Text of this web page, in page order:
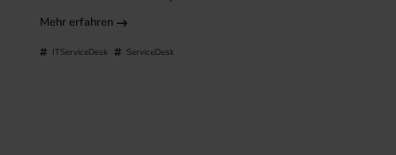
Mehr erfahren
ITServiceDesk ServiceDesk